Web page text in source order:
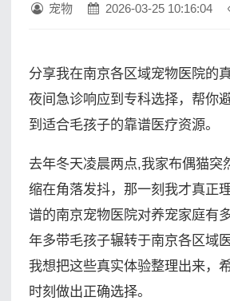
宠物 2026-03-25 10:16:04
分享我在南京各区域宠物医院的
夜间急诊响应到专科选择，帮你
到适合毛孩子的靠谱医疗资源。
去年冬天凌晨两点,我家布偶猫突
缩在角落发抖，那一刻我才真正
谱的南京宠物医院对养宠家庭有
年多带毛孩子辗转于南京各区域
我想把这些真实体验整理出来，
时刻做出正确选择。